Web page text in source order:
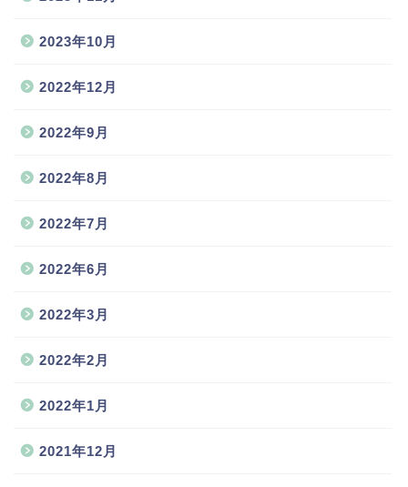
2023年10月
2022年12月
2022年9月
2022年8月
2022年7月
2022年6月
2022年3月
2022年2月
2022年1月
2021年12月